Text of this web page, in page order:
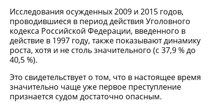
Исследования осужденных 2009 и 2015 годов,
проводившиеся в период действия Уголовного
кодекса Российской Федерации, введенного в
действие в 1997 году, также показывают динамику
роста, хотя и не столь значительного (с 37,9 % до
40,5 %).
Это свидетельствует о том, что в настоящее время
значительно чаще уже первое преступление
признается судом достаточно опасным.